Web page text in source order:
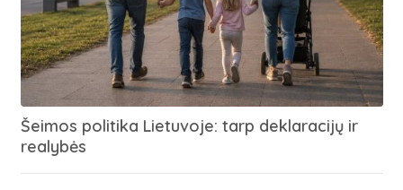
Šeimos politika Lietuvoje: tarp deklaracijų ir
realybės